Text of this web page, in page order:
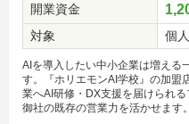
開業資金
対象 個
AIを導入したい中小企業は増える
す。『ホリエモンAI学校』の加盟
業へAI研修・DX支援を届けられ
御社の既存の営業力を活かせます。